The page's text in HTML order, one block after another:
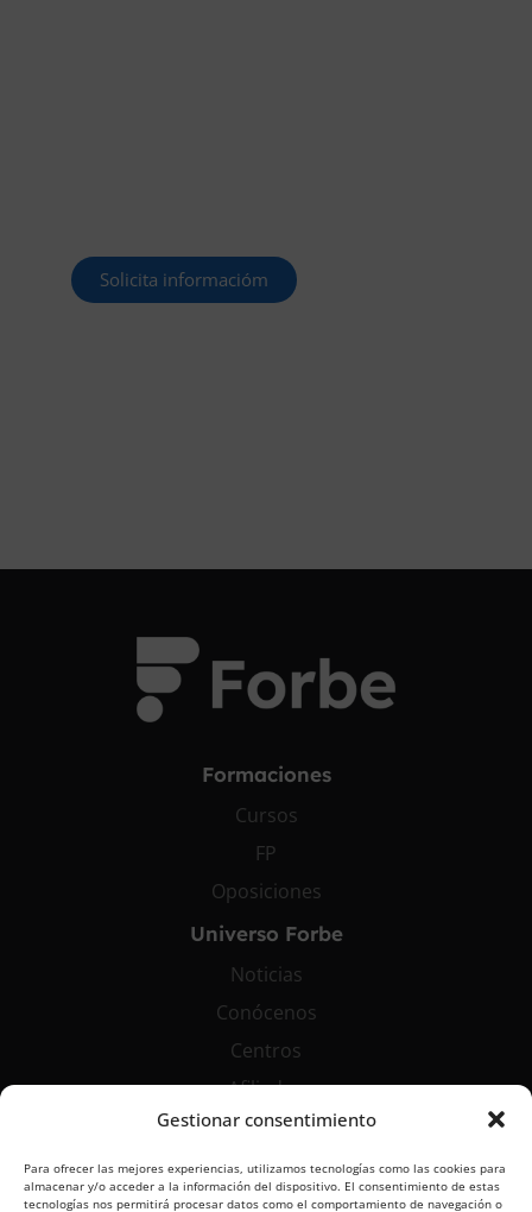
Gestionar consentimiento
Para ofrecer las mejores experiencias, utilizamos tecnologías como las cookies para
almacenar y/o acceder a la información del dispositivo. El consentimiento de estas
tecnologías nos permitirá procesar datos como el comportamiento de navegación o
Solicita informacióm
Formaciones
Cursos
FP
Oposiciones
Universo Forbe
Noticias
Conócenos
Centros
Afiliados
Contáctanos
info@grupoforbe.com